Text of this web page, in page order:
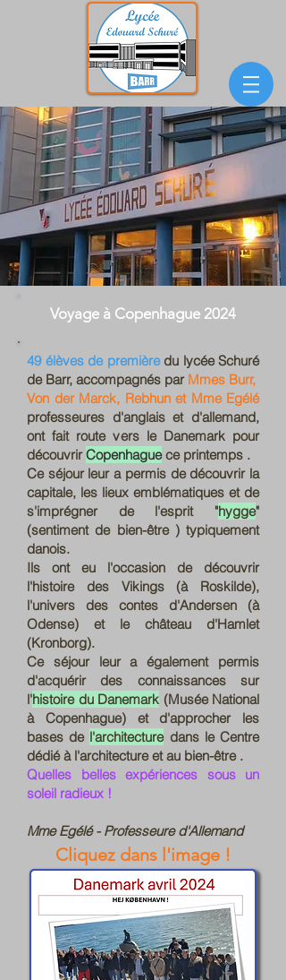
Voyage à Copenhague 2024
49 élèves de premièredu lycée Schuré
de Barr, accompagnés par Mmes Burr,
Von der Marck, Rebhun et Mme Egélé
professeures d'anglais et d'allemand,
ont fait route vers le Danemark pour
découvrirCopenhaguece printemps .
Ce séjour leur a permis de découvrir la
capitale, les lieux emblématiques et de
s'imprégner de l'esprit "hygge"
(sentiment de bien-être ) typiquement
danois.
Ils ont eu l'occasion de découvrir
l'histoire des Vikings (à Roskilde),
l'univers des contes d'Andersen (à
Odense) et le château d'Hamlet
(Kronborg).
Ce séjour leur a également permis
d'acquérir des connaissances sur
l'histoire du Danemark (Musée National
à Copenhague) et d'approcher les
bases de l'architecturedans le Centre
dédié à l'architecture et au bien-être .
Quelles belles expériences sous un
soleil radieux !
Mme Egélé - Professeure d'Allemand
Cliquez dans l'image !